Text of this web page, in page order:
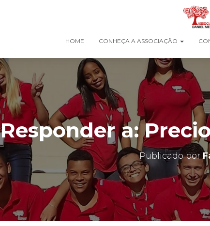
HOME CONHEÇA A ASSOCIAÇÃO
Responder a:
Publicado por